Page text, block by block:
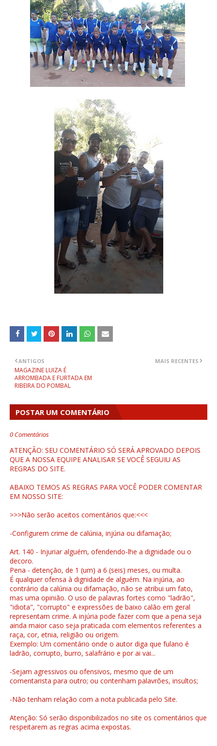
MAIS RECENTES
ANTIGOS
MAGAZINE LUIZA É
ARROMBADA E FURTADA EM
RIBEIRA DO POMBAL
POSTAR UM COMENTÁRIO
0 Comentários
ATENÇÃO: SEU COMENTÁRIO SÓ SERÁ APROVADO DEPOIS
QUE A NOSSA EQUIPE ANALISAR SE VOCÊ SEGUIU AS
REGRAS DO SITE.
ABAIXO TEMOS AS REGRAS PARA VOCÊ PODER COMENTAR
EM NOSSO SITE:
>>>Não serão aceitos comentários que:<<<
-Configurem crime de calúnia, injúria ou difamação;
Art. 140 - Injuriar alguém, ofendendo-lhe a dignidade ou o
decoro.
Pena - detenção, de 1 (um) a 6 (seis) meses, ou multa.
É qualquer ofensa à dignidade de alguém. Na injúria, ao
contrário da calúnia ou difamação, não se atribui um fato,
mas uma opinião. O uso de palavras fortes como "ladrão",
"idiota", "corrupto" e expressões de baixo calão em geral
representam crime. A injúria pode fazer com que a pena seja
ainda maior caso seja praticada com elementos referentes a
raça, cor, etnia, religião ou origem.
Exemplo: Um comentário onde o autor diga que fulano é
ladrão, corrupto, burro, salafrário e por ai vai...
-Sejam agressivos ou ofensivos, mesmo que de um
comentarista para outro; ou contenham palavrões, insultos;
-Não tenham relação com a nota publicada pelo Site.
Atenção: Só serão disponibilizados no site os comentários que
respeitarem as regras acima expostas.